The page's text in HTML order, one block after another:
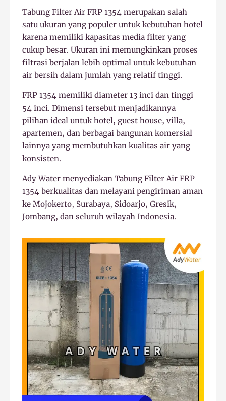
Tabung Filter Air FRP 1354 merupakan salah
satu ukuran yang populer untuk kebutuhan hotel
karena memiliki kapasitas media filter yang
cukup besar. Ukuran ini memungkinkan proses
filtrasi berjalan lebih optimal untuk kebutuhan
air bersih dalam jumlah yang relatif tinggi.
FRP 1354 memiliki diameter 13 inci dan tinggi
54 inci. Dimensi tersebut menjadikannya
pilihan ideal untuk hotel, guest house, villa,
apartemen, dan berbagai bangunan komersial
lainnya yang membutuhkan kualitas air yang
konsisten.
Ady Water menyediakan Tabung Filter Air FRP
1354 berkualitas dan melayani pengiriman aman
ke Mojokerto, Surabaya, Sidoarjo, Gresik,
Jombang, dan seluruh wilayah Indonesia.